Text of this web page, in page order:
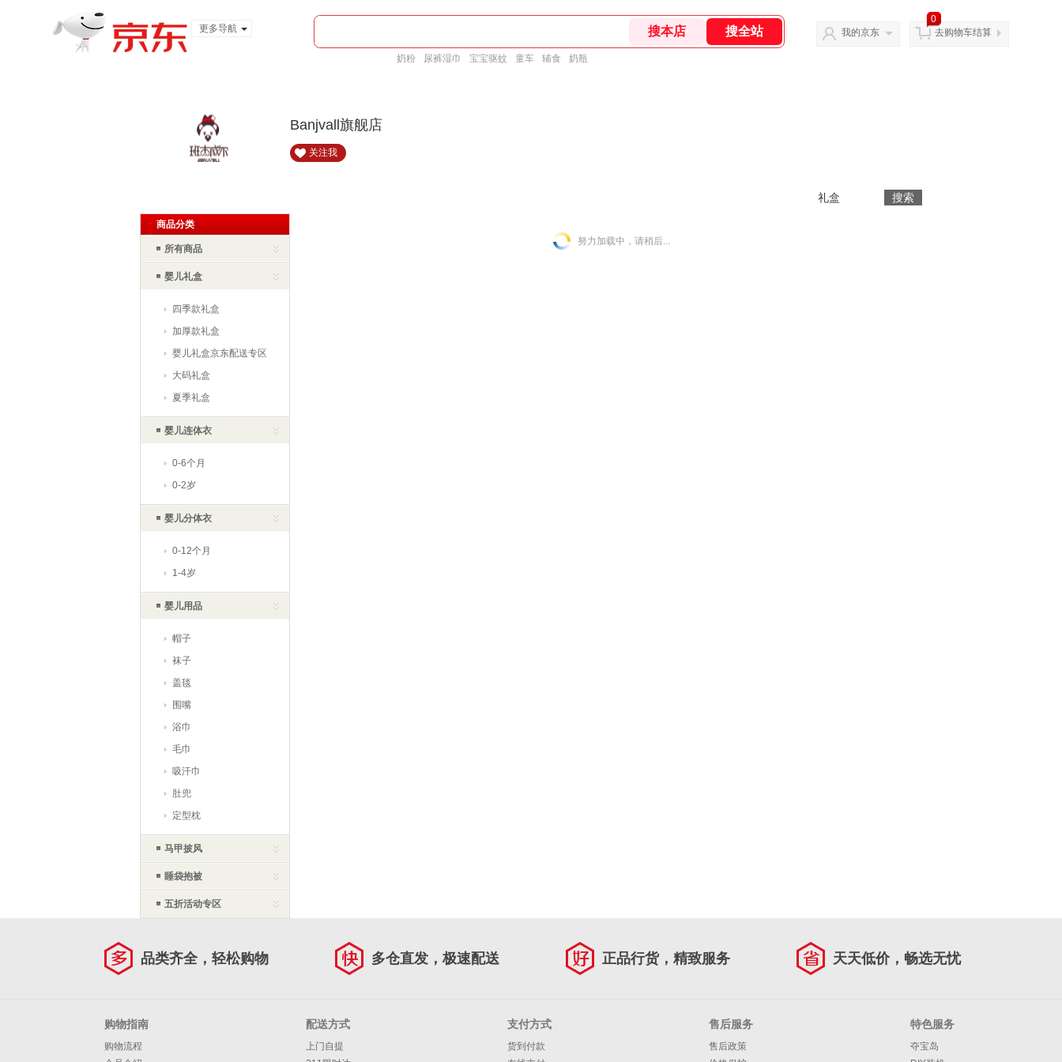
更多导航
奶粉 尿裤湿巾 宝宝驱蚊 童车 辅食 奶瓶
我的京东
0
去购物车结算
Banjvall旗舰店
关注我
商品分类
所有商品
婴儿礼盒
四季款礼盒
加厚款礼盒
婴儿礼盒京东配送专区
大码礼盒
夏季礼盒
婴儿连体衣
0-6个月
0-2岁
婴儿分体衣
0-12个月
1-4岁
婴儿用品
帽子
袜子
盖毯
围嘴
浴巾
毛巾
吸汗巾
肚兜
定型枕
马甲披风
睡袋抱被
五折活动专区
努力加载中，请稍后...
品类齐全，轻松购物 多仓直发，极速配送 正品行货，精致服务 天天低价，畅选无忧
购物指南
购物流程
配送方式
上门自提
支付方式
货到付款
售后服务
售后政策
特色服务
夺宝岛